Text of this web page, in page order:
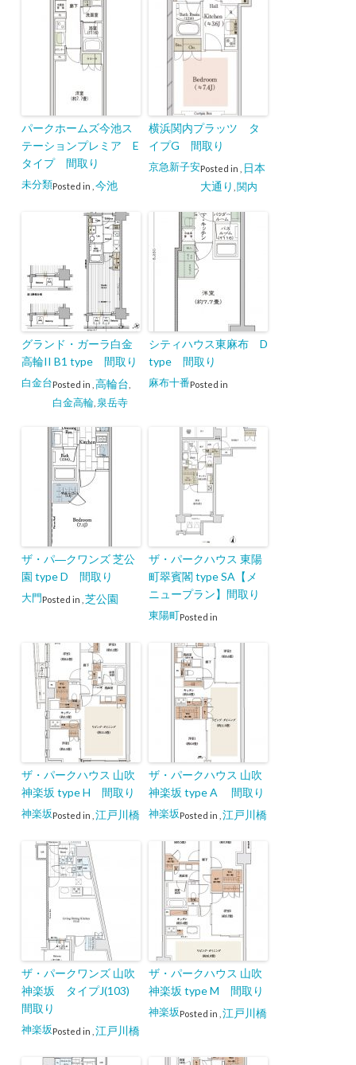
パークホームズ今池ス
テーションプレミア E
タイプ 間取り
Posted in
未分類 今池
横浜関内プラッツ タ
イプG 間取り
Posted in
京急新子安
日本
大通り 関内
グランド・ガーラ白金
高輪II B1 type 間取り
Posted in
白金台 高輪台
白金高輪, 泉岳寺
シティハウス東麻布 D
type 間取り
Posted in
麻布十番
ザ・パ―クワンズ 芝公
園 type D 間取り
Posted in
大門 芝公園
ザ・パークハウス 東陽
町翠賓閣 type SA【メ
ニュープラン】間取り
Posted in
東陽町
ザ・パークハウス 山吹
神楽坂 type H 間取り
Posted in
神楽坂 江戸川橋
ザ・パークハウス 山吹
神楽坂 type A 間取り
Posted in
神楽坂 江戸川橋
ザ・パークワンズ 山吹
神楽坂 タイプJ(103)
間取り
Posted in
神楽坂 江戸川橋
ザ・パークハウス 山吹
神楽坂 type M 間取り
Posted in
神楽坂 江戸川橋